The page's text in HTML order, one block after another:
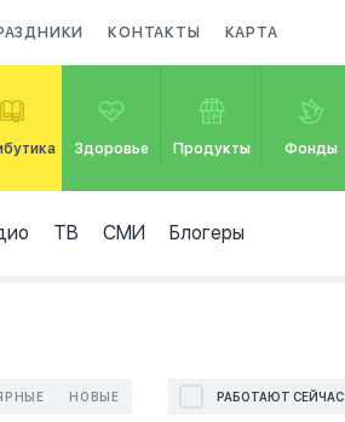
КОНТАКТЫ КАРТА
Здоровье Продукты Фонды
ТВ СМИ Блогеры
НОВЫЕ РАБОТАЮТ СЕЙЧАС